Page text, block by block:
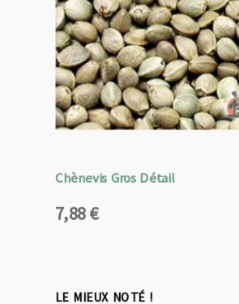
Chènevis Gros Détail
7,88€
LE MIEUX NOTÉ !